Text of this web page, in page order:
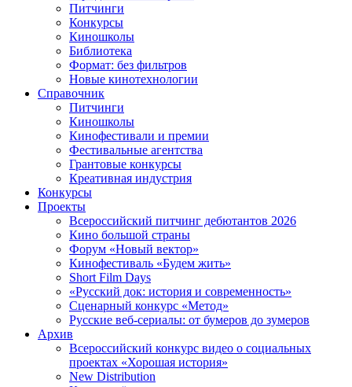
Питчинги
Конкурсы
Киношколы
Библиотека
Формат: без фильтров
Новые кинотехнологии
Справочник
Питчинги
Киношколы
Кинофестивали и премии
Фестивальные агентства
Грантовые конкурсы
Креативная индустрия
Конкурсы
Проекты
Всероссийский питчинг дебютантов 2026
Кино большой страны
Форум «Новый вектор»
Кинофестиваль «Будем жить»
Short Film Days
«Русский док: история и современность»
Сценарный конкурс «Метод»
Русские веб-сериалы: от бумеров до зумеров
Архив
Всероссийский конкурс видео о социальных
проектах «Хорошая история»
New Distribution